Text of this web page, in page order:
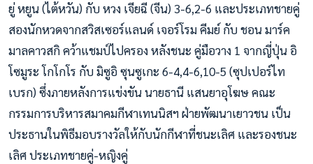
ยู่ หยูน (ไต้หวัน) กับ หวง เจียฉี (จีน) 3-6,2-6 และประเภทชายคู่
สองนักหวดจากสวิสเซอร์แลนด์ เจอร์โรม คีมย์ กับ ชอน มาร์ค
มาลคาวสกิ คว้าแชมป์ไปครอง หลังชนะ คู่มือวาง 1 จากญี่ปุ่น อิ
โซมูระ โกโกโร กับ มิซูอิ ซุนซูเกะ 6-4,4-6,10-5 (ซุปเปอร์ไท
เบรก) ซึ่งภายหลังการแข่งขัน นายธานี แสนยาอุโฆษ คณะ
กรรมการบริหารสมาคมกีฬาเทนนิสฯ ฝ่ายพัฒนาเยาวชน เป็น
ประธานในพิธีมอบรางวัลให้กับนักกีฬาที่ชนะเลิศ และรองชนะ
เลิศ ประเภทชายคู่-หญิงคู่